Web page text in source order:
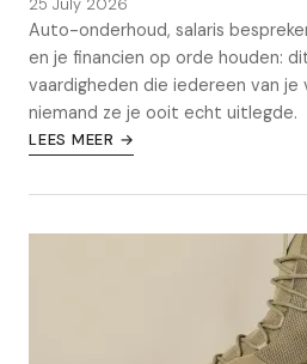
25 July 2026
Auto-onderhoud, salaris
en je financien op orde houden:
vaardigheden die iedereen van
niemand ze je ooit echt uitlegde.
LEES MEER →